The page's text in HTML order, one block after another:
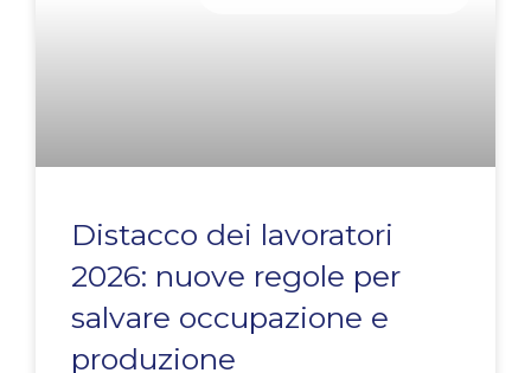
Distacco dei lavoratori
2026: nuove regole per
salvare occupazione e
produzione